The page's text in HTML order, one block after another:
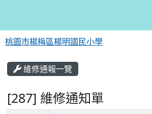
桃園市楊梅區楊明國民小學
維修通報一覽
[287] 維修通知單